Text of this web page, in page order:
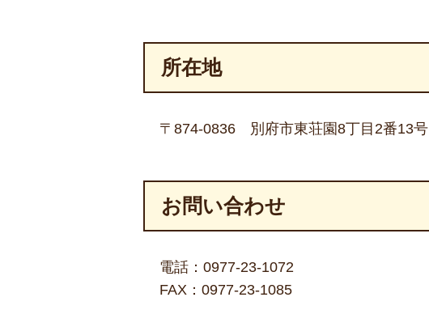
所在地
〒874-0836 別府市東荘園8丁目2番13号
お問い合わせ
電話： 0977-23-1072
FAX：0977-23-1085